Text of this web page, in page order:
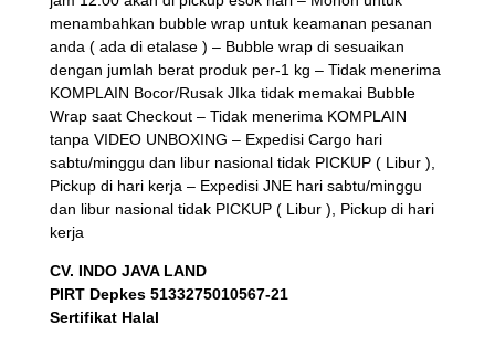
menambahkan bubble wrap untuk keamanan pesanan
anda ( ada di etalase ) – Bubble wrap di sesuaikan
dengan jumlah berat produk per-1 kg – Tidak menerima
KOMPLAIN Bocor/Rusak JIka tidak memakai Bubble
Wrap saat Checkout – Tidak menerima KOMPLAIN
tanpa VIDEO UNBOXING – Expedisi Cargo hari
sabtu/minggu dan libur nasional tidak PICKUP ( Libur ),
Pickup di hari kerja – Expedisi JNE hari sabtu/minggu
dan libur nasional tidak PICKUP ( Libur ), Pickup di hari
kerja
CV. INDO JAVA LAND
PIRT Depkes 5133275010567-21
Sertifikat Halal